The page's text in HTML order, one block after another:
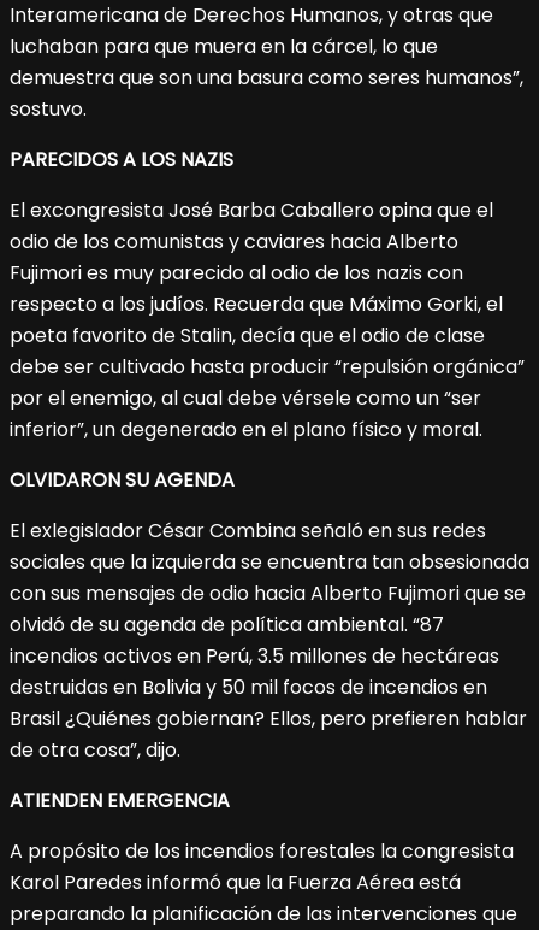
Interamericana de Derechos Humanos, y otras que
luchaban para que muera en la cárcel, lo que
demuestra que son una basura como seres humanos”,
sostuvo.
PARECIDOS A LOS NAZIS
El excongresista José Barba Caballero opina que el
odio de los comunistas y caviares hacia Alberto
Fujimori es muy parecido al odio de los nazis con
respecto a los judíos. Recuerda que Máximo Gorki, el
poeta favorito de Stalin, decía que el odio de clase
debe ser cultivado hasta producir “repulsión orgánica”
por el enemigo, al cual debe vérsele como un “ser
inferior”, un degenerado en el plano físico y moral.
OLVIDARON SU AGENDA
El exlegislador César Combina señaló en sus redes
sociales que la izquierda se encuentra tan obsesionada
con sus mensajes de odio hacia Alberto Fujimori que se
olvidó de su agenda de política ambiental. “87
incendios activos en Perú, 3.5 millones de hectáreas
destruidas en Bolivia y 50 mil focos de incendios en
Brasil ¿Quiénes gobiernan? Ellos, pero prefieren hablar
de otra cosa”, dijo.
ATIENDEN EMERGENCIA
A propósito de los incendios forestales la congresista
Karol Paredes informó que la Fuerza Aérea está
preparando la planificación de las intervenciones que